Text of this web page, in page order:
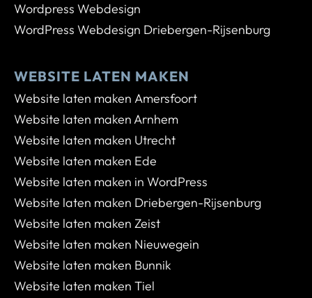
Wordpress Webdesign
WordPress Webdesign Driebergen-Rijsenburg
WEBSITE LATEN MAKEN
Website laten maken Amersfoort
Website laten maken Arnhem
Website laten maken Utrecht
Website laten maken Ede
Website laten maken in WordPress
Website laten maken Driebergen-Rijsenburg
Website laten maken Zeist
Website laten maken Nieuwegein
Website laten maken Bunnik
Website laten maken Tiel